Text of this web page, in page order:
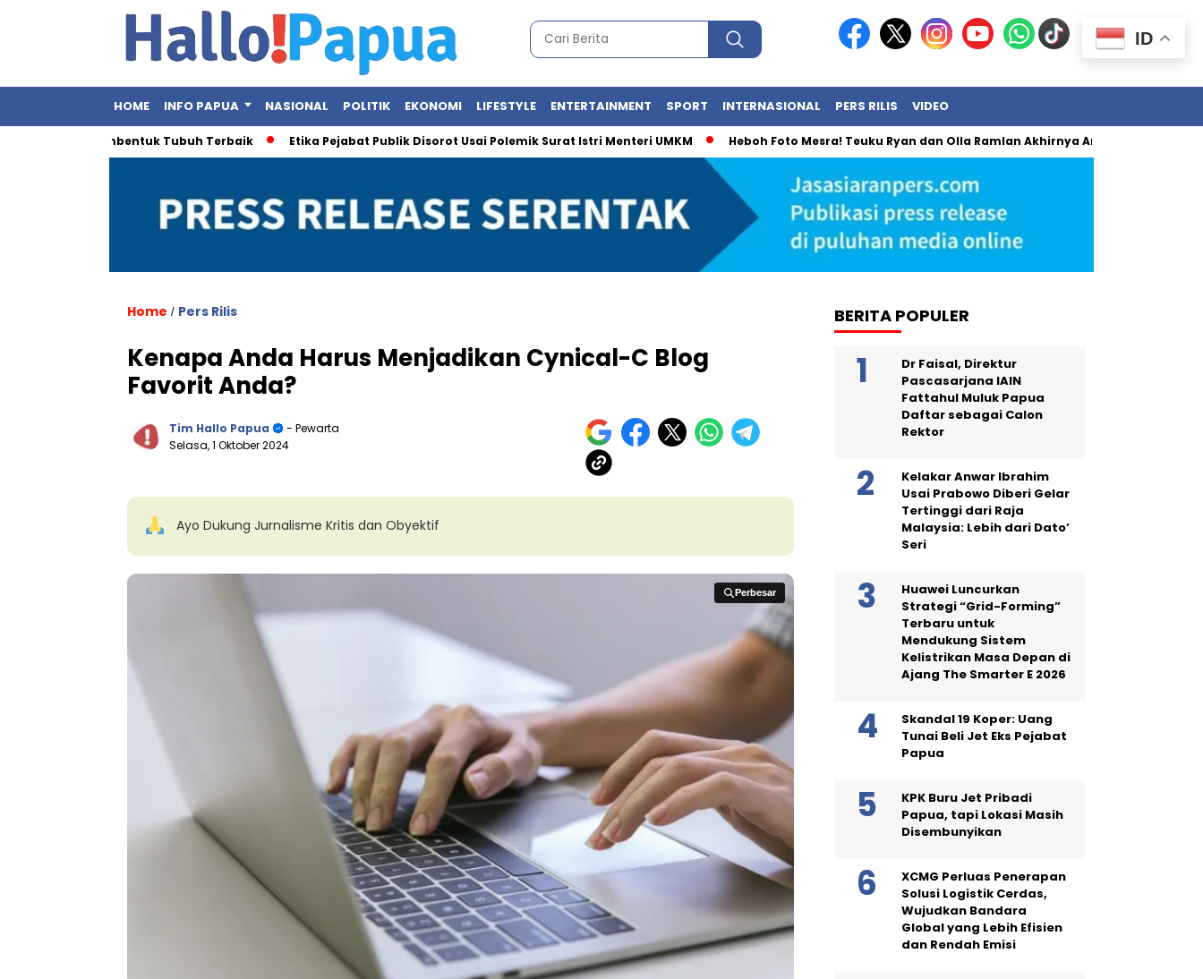
HOME INFO PAPUA NASIONAL POLITIK EKONOMI LIFESTYLE ENTERTAINMENT SPORT INTERNASIONAL PERS RILIS VIDEO
Pembentuk Tubuh Terbaik Etika Pejabat Publik Disorot Usai Polemik Surat Istri Menteri UMKM Heboh Foto Mesra! Teuku Ryan dan Olla Ramlan Akhirnya Angkat Bicara
Home / Pers Rilis
Kenapa Anda Harus Menjadikan Cynical-C Blog
Favorit Anda?
Tim Hallo Papua
- Pewarta
Selasa, 1 Oktober 2024
Ayo Dukung Jurnalisme Kritis dan Obyektif
Perbesar
Perbesar
BERITA POPULER
Dr Faisal, Direktur
Pascasarjana IAIN
Fattahul Muluk Papua
Daftar sebagai Calon
Rektor
Kelakar Anwar Ibrahim
Usai Prabowo Diberi Gelar
Tertinggi dari Raja
Malaysia: Lebih dari Dato’
Seri
Huawei Luncurkan
Strategi “Grid-Forming”
Terbaru untuk
Mendukung Sistem
Kelistrikan Masa Depan di
Ajang The Smarter E 2026
Skandal 19 Koper: Uang
Tunai Beli Jet Eks Pejabat
Papua
KPK Buru Jet Pribadi
Papua, tapi Lokasi Masih
Disembunyikan
XCMG Perluas Penerapan
Solusi Logistik Cerdas,
Wujudkan Bandara
Global yang Lebih Efisien
dan Rendah Emisi
ID